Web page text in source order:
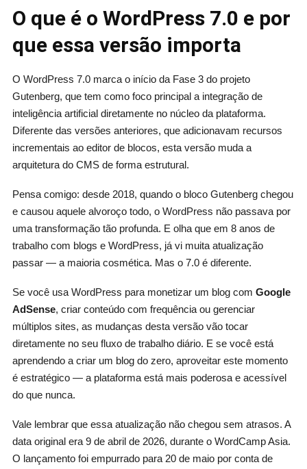
O que é o WordPress 7.0 e por
que essa versão importa
O WordPress 7.0 marca o início da Fase 3 do projeto
Gutenberg, que tem como foco principal a integração de
inteligência artificial diretamente no núcleo da plataforma.
Diferente das versões anteriores, que adicionavam recursos
incrementais ao editor de blocos, esta versão muda a
arquitetura do CMS de forma estrutural.
Pensa comigo: desde 2018, quando o bloco Gutenberg chegou
e causou aquele alvoroço todo, o WordPress não passava por
uma transformação tão profunda. E olha que em 8 anos de
trabalho com blogs e WordPress, já vi muita atualização
passar — a maioria cosmética. Mas o 7.0 é diferente.
Se você usa WordPress para monetizar um blog com Google
AdSense, criar conteúdo com frequência ou gerenciar
múltiplos sites, as mudanças desta versão vão tocar
diretamente no seu fluxo de trabalho diário. E se você está
aprendendo a criar um blog do zero, aproveitar este momento
é estratégico — a plataforma está mais poderosa e acessível
do que nunca.
Vale lembrar que essa atualização não chegou sem atrasos. A
data original era 9 de abril de 2026, durante o WordCamp Asia.
O lançamento foi empurrado para 20 de maio por conta de